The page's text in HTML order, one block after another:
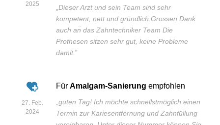
2025
„Dieser Arzt und sein Team sind sehr
kompetent, nett und gründlich.Grossen Dank
auch an̈ das Zahntechniker Team Die
Prothesen sitzen sehr gut, keine Probleme
damit.”
27. Feb.
2024
Für Amalgam-Sanierung empfohlen
guten Tag! Ich möchte schnellstmöglich einen
Termin zur Kariesentfernung und Zahnfüllung